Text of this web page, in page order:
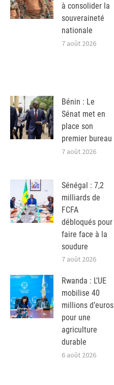
à consolider la
souveraineté
nationale
7 août 2026
Bénin : Le
Sénat met en
place son
premier bureau
7 août 2026
Sénégal : 7,2
milliards de
FCFA
débloqués pour
faire face à la
soudure
7 août 2026
Rwanda : L’UE
mobilise 40
millions d’euros
pour une
agriculture
durable
6 août 2026